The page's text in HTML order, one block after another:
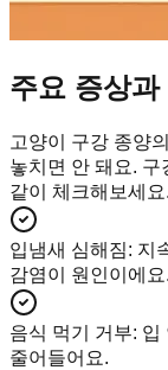
주요 증상
고양이 구강 종양
놓치면 안 돼요.
같이 체크해보세요.
입냄새 심해짐: 지
감염이 원인이에요.
음식 먹기 거부: 입
줄어들어요.